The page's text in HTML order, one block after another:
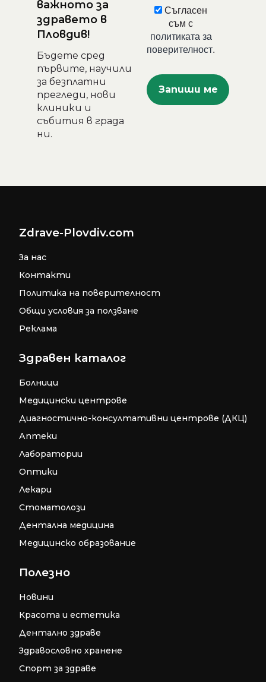
важното за
здравето в
Пловдив!
Бъдете сред
първите, научили
за безплатни
прегледи, нови
клиники и
събития в града
ни.
Съгласен
съм с
политиката за
поверителност.
Zdrave-Plovdiv.com
За нас
Контакти
Политика на поверителност
Общи условия за ползване
Реклама
Здравен каталог
Болници
Медицински центрове
Диагностично-консултативни центрове (ДКЦ)
Аптеки
Лаборатории
Оптики
Лекари
Стоматолози
Дентална медицина
Медицинско образование
Полезно
Новини
Красота и естетика
Дентално здраве
Здравословно хранене
Спорт за здраве